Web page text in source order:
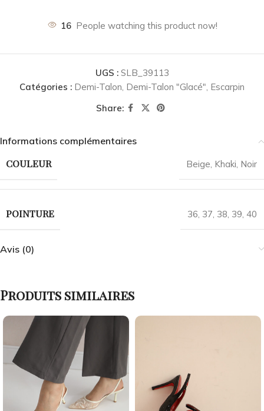
16 People watching this product now!
UGS : SLB_39113
Catégories : Demi-Talon, Demi-Talon "Glacé", Escarpin
Share:
Informations complémentaires
COULEUR Beige, Khaki, Noir
POINTURE 36, 37, 38, 39, 40
Avis (0)
Produits similaires